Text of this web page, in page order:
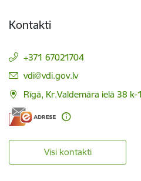
Kontakti
+371 67021704
E-pasts:
vdi@vdi.gov.lv
Rīgā, Kr.Valdemāra ielā 38 k-
Visi kontakti